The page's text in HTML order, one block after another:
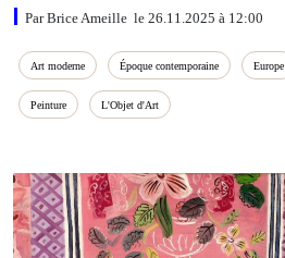
Par Brice Ameille le 26.11.2025 à 12:00
Art moderne Époque contemporaine Europe
Peinture L'Objet d'Art